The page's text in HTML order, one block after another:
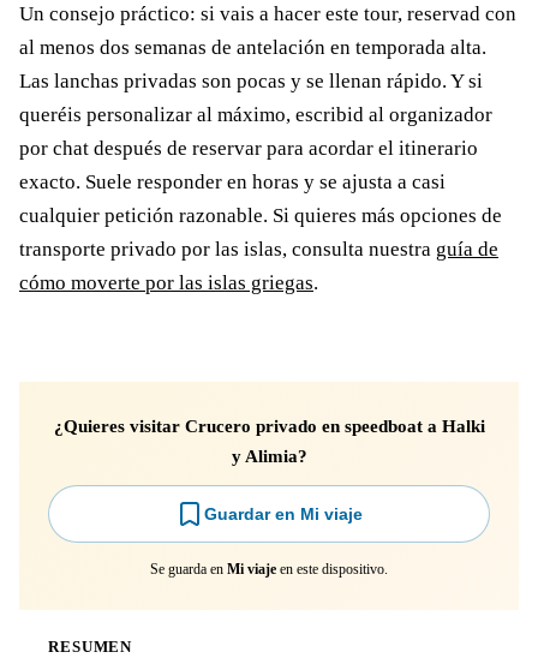
Un consejo práctico: si vais a hacer este tour, reservad con
al menos dos semanas de antelación en temporada alta.
Las lanchas privadas son pocas y se llenan rápido. Y si
queréis personalizar al máximo, escribid al organizador
por chat después de reservar para acordar el itinerario
exacto. Suele responder en horas y se ajusta a casi
cualquier petición razonable. Si quieres más opciones de
transporte privado por las islas, consulta nuestra guía de
cómo moverte por las islas griegas.
¿Quieres visitar Crucero privado en speedboat a Halki
y Alimia?
Guardar en Mi viaje
Se guarda en Mi viaje en este dispositivo.
RESUMEN